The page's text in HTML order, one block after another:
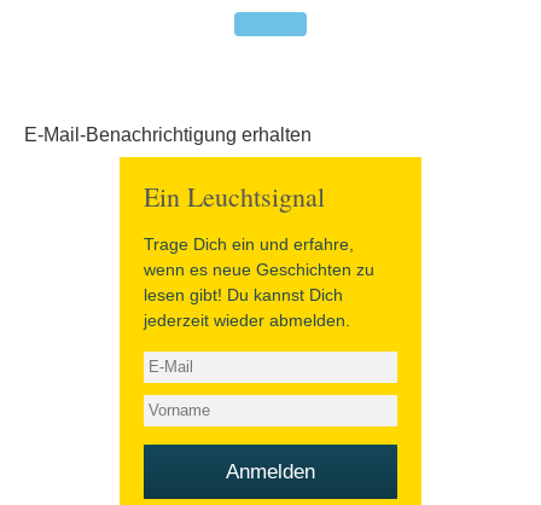
E-Mail-Benachrichtigung erhalten
Ein Leuchtsignal
Trage Dich ein und erfahre,
wenn es neue Geschichten zu
lesen gibt! Du kannst Dich
jederzeit wieder abmelden.
Anmelden